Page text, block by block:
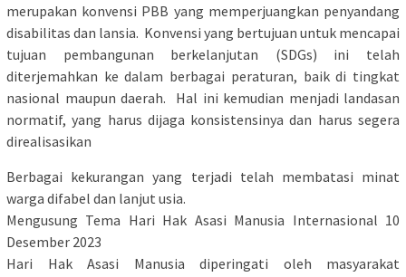
merupakan konvensi PBB yang memperjuangkan penyandang
disabilitas dan lansia. Konvensi yang bertujuan untuk mencapai
tujuan pembangunan berkelanjutan (SDGs) ini telah
diterjemahkan ke dalam berbagai peraturan, baik di tingkat
nasional maupun daerah. Hal ini kemudian menjadi landasan
normatif, yang harus dijaga konsistensinya dan harus segera
direalisasikan
Berbagai kekurangan yang terjadi telah membatasi minat
warga difabel dan lanjut usia.
Mengusung Tema Hari Hak Asasi Manusia Internasional 10
Desember 2023
Hari Hak Asasi Manusia diperingati oleh masyarakat